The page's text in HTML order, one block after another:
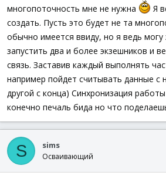
многопоточность мне не нужна
Я
создать. Пусть это будет не та
обычно имеется ввиду, но я ведь могу
запустить два и более экзешников и
связь. Заставив каждый выполнять
например пойдет считывать данные с
другой с конца) Синхронизация
конечно печаль бида но что
S sims
Осваивающий